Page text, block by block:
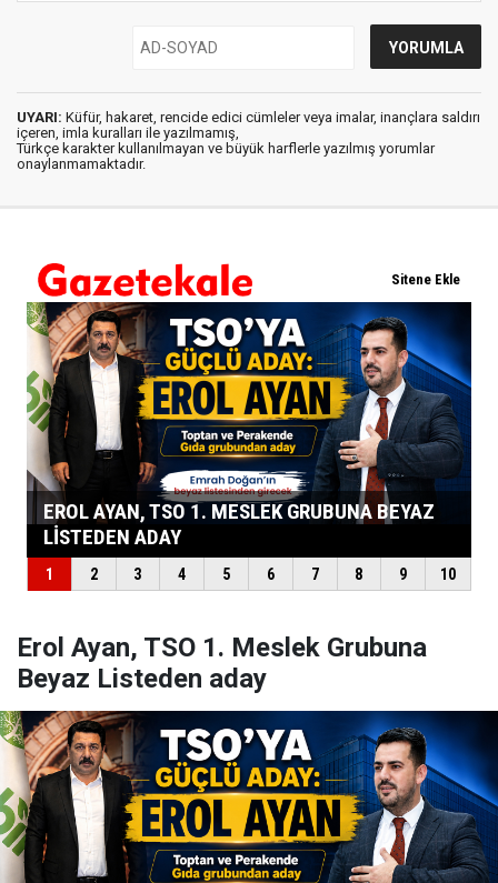
UYARI: Küfür, hakaret, rencide edici cümleler veya imalar, inançlara saldırı
içeren, imla kuralları ile yazılmamış,
Türkçe karakter kullanılmayan ve büyük harflerle yazılmış yorumlar
onaylanmamaktadır.
Erol Ayan, TSO 1. Meslek Grubuna
Beyaz Listeden aday